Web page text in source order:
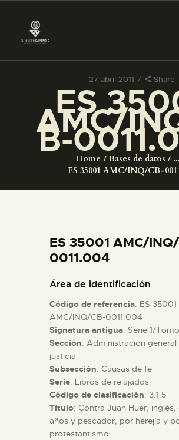
27 abril 2011 Share
ES
AMC/
B-Home Bases de datos
...
ES 35001 AMC/INQ/CB-
PREPARAR LA VISITA
ACTIVIDADES
COLECCIONES
ESPAÑOL
PREPARAR LA VISITA
ACTIVIDADES
█
ES 35001 AMC/
0011.004
Área de identificación
Código de referencia: ES 35001
AMC/INQ/CB-0011.004
Signatura antigua: Serie 1/
Sección: Administración general
justicia
Subsección: Causas de fe
Serie: Libros de relajados
Código de clasificación: 3.1.5
Título: Contra Juan Huer, inglés,
años y pescador, por herejía y
protestantismo.